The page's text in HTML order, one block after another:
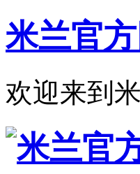
米兰官
欢迎来到